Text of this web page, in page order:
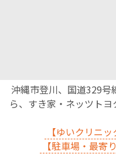
沖縄市登川、国道329
ら、すき家・ネッツト
【ゆいクリニ
【駐車場・最寄